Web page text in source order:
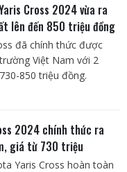
Cross 2024 vừa ra
lên đến 850 triệu đồng
đã chính thức được
Việt Nam với 2
850 triệu đồng.
2024 chính thức ra
giá từ 730 triệu
Yaris Cross hoàn toàn